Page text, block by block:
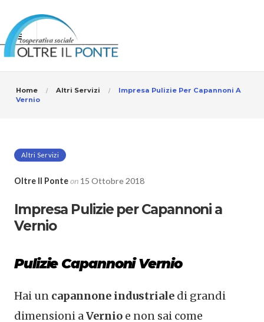
Home Altri Servizi
Impresa Pulizie Per Capannoni A
Vernio
Altri Servizi
Oltre Il Ponteon 15 Ottobre 2018
Impresa Pulizie per Capannoni a
Vernio
Pulizie Capannoni Vernio
Hai un capannone industriale di grandi
dimensioni aVernio e non sai come